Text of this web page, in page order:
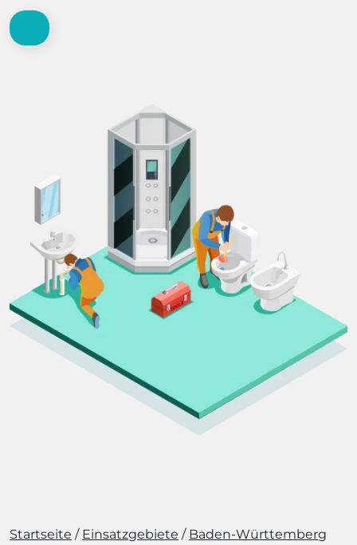
Startseite Einsatzgebiete
Baden-Württemberg